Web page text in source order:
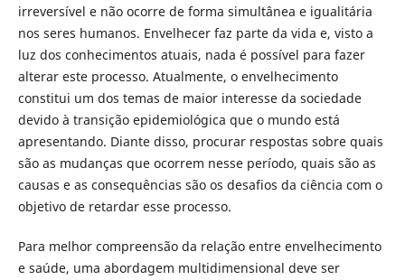
irreversível e não ocorre de forma simultânea e igualitária
nos seres humanos. Envelhecer faz parte da vida e, visto a
luz dos conhecimentos atuais, nada é possível para fazer
alterar este processo. Atualmente, o envelhecimento
constitui um dos temas de maior interesse da sociedade
devido à transição epidemiológica que o mundo está
apresentando. Diante disso, procurar respostas sobre quais
são as mudanças que ocorrem nesse período, quais são as
causas e as consequências são os desafios da ciência com o
objetivo de retardar esse processo.
Para melhor compreensão da relação entre envelhecimento
e saúde, uma abordagem multidimensional deve ser